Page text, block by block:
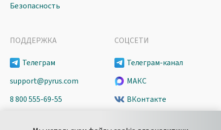
Безопасность
ПОДДЕРЖКА
Телеграм
support@pyrus.com
8 800 555-69-55
СОЦСЕТИ
Телеграм-канал
МАКС
ВКонтакте